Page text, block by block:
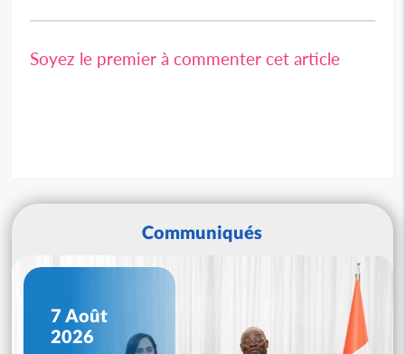
Soyez le premier à commenter cet article
Communiqués
7 Août
2026